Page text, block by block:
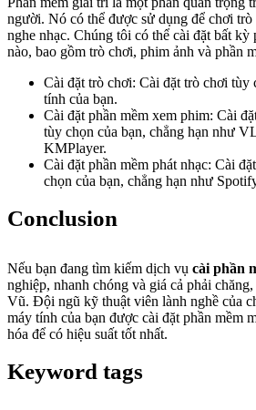
người. Nó có thể được sử dụng để chơi
nghe nhạc. Chúng tôi có thể cài đặt bất kỳ
nào, bao gồm trò chơi, phim ảnh và phần
Cài đặt trò chơi: Cài đặt trò chơi tùy
tính của bạn.
Cài đặt phần mềm xem phim: Cài
tùy chọn của bạn, chẳng hạn như
KMPlayer.
Cài đặt phần mềm phát nhạc: Cài
chọn của bạn, chẳng hạn như
Conclusion
Nếu bạn đang tìm kiếm dịch vụ cài phần
nghiệp, nhanh chóng và giá cả phải
Vũ. Đội ngũ kỹ thuật viên lành nghề của
máy tính của bạn được cài đặt phần mềm
hóa để có hiệu suất tốt nhất.
Keyword tags